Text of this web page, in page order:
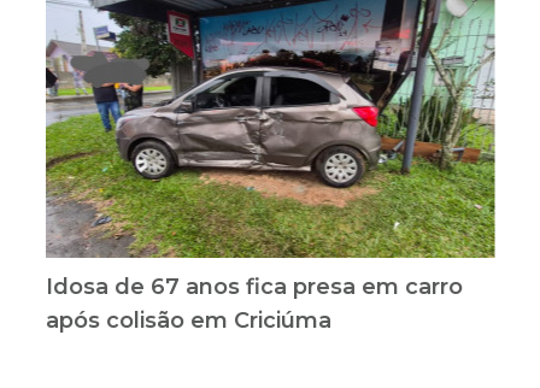
Idosa de 67 anos fica presa em carro
após colisão em Criciúma